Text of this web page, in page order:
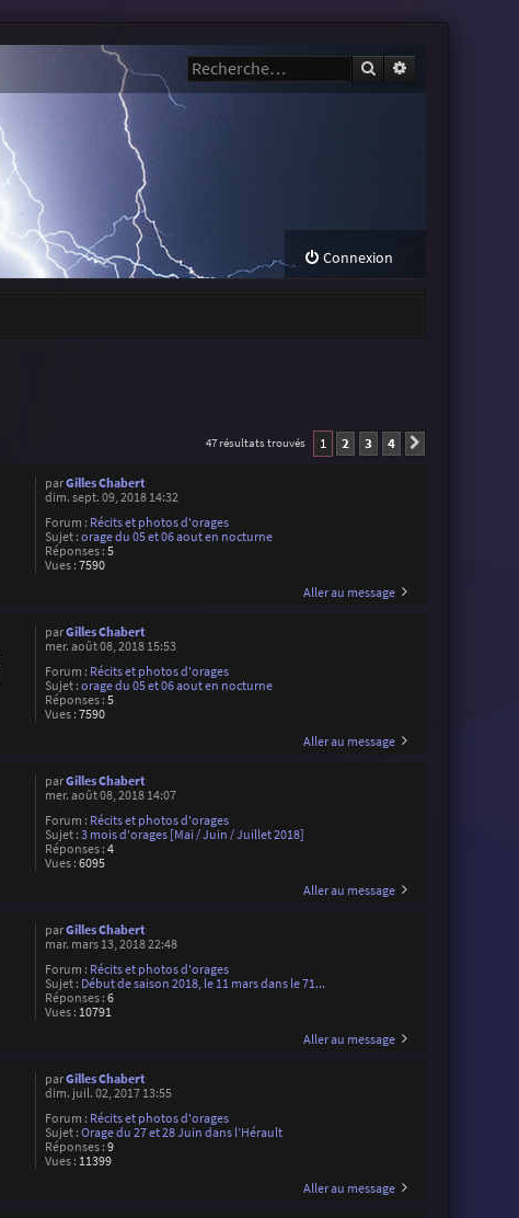
Rechercher
Connexion
47 résultats trouvés 1 2 3 4
parGilles Chabert
dim. sept. 09, 2018 14:32
Forum : Récits et photos d'orages
Sujet : orage du 05 et 06 aout en nocturne
Réponses : 5
Vues : 7590
Aller au message
parGilles Chabert
mer. août 08, 2018 15:53
Forum : Récits et photos d'orages
Sujet : orage du 05 et 06 aout en nocturne
Réponses : 5
Vues : 7590
Aller au message
parGilles Chabert
mer. août 08, 2018 14:07
Forum : Récits et photos d'orages
Sujet : 3 mois d'orages [Mai / Juin / Juillet 2018]
Réponses : 4
Vues : 6095
Aller au message
parGilles Chabert
mar. mars 13, 2018 22:48
Forum : Récits et photos d'orages
Sujet : Début de saison 2018, le 11 mars dans le 71...
Réponses : 6
Vues : 10791
Aller au message
parGilles Chabert
dim. juil. 02, 2017 13:55
Forum : Récits et photos d'orages
Sujet : Orage du 27 et 28 Juin dans l’Hérault
Réponses : 9
Vues : 11399
Aller au message